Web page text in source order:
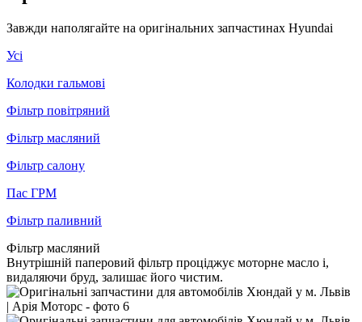
Завжди наполягайте на оригінальних запчастинах Hyundai
Усі
Колодки гальмові
Фільтр повітряний
Фільтр масляний
Фільтр салону
Пас ГРМ
Фільтр паливний
Фільтр масляний
Внутрішній паперовий фільтр проціджує моторне масло і,
видаляючи бруд, залишає його чистим.